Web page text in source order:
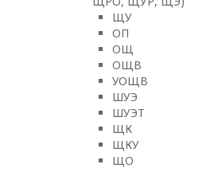
ЩУ
ОП
ОЩ
ОЩВ
УОЩВ
ШУЭ
ШУЭТ
ЩК
ЩКУ
ЩО